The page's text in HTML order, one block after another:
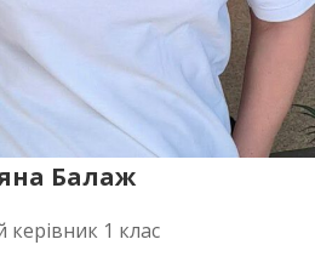
Балаж
керівник 1 клас